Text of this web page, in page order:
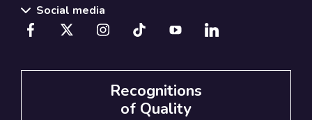
Social media
Recognitions
of Quality